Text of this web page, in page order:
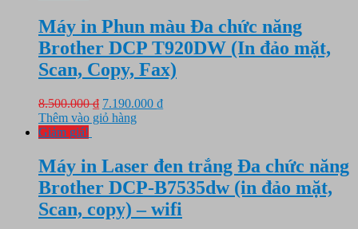
5.890.000 ₫.
Máy in Phun màu Đa chức năng
Brother DCP T920DW (In đảo mặt,
Scan, Copy, Fax)
8.500.000₫ Giá
gốc
7.190.000 ₫Giá
7.190.000 ₫.
Thêm vào giỏ hàng
Giảm giá!
Máy in Laser đen trắng Đa chức năng
Brother DCP-B7535dw (in đảo mặt,
Scan, copy) – wifi